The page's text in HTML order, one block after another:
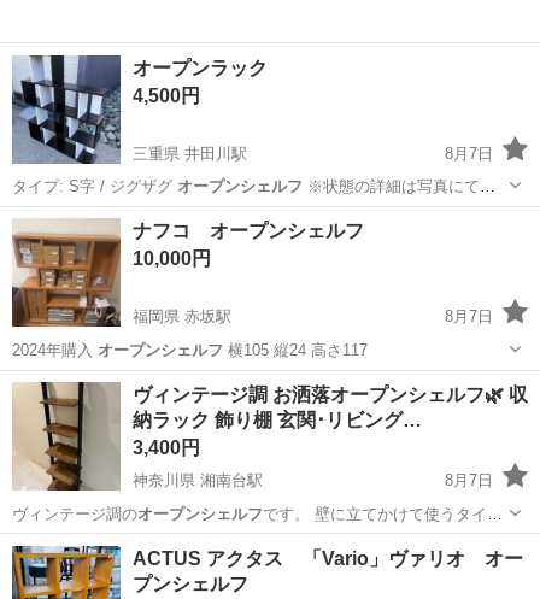
オープンラック
4,500円
三重県 井田川駅
8月7日
タイプ: S字 / ジグザグ オープンシェルフ
確認…
三重 鈴鹿市 収納家具
ナフコ オープンシェルフ
10,000円
福岡県 赤坂駅
8月7日
2024年購入 オープンシェルフ 横105 縦24 高さ117
福岡 福岡市 収納家具
ヴィンテージ調 お洒落オープンシェルフ🌿‬ 収
納ラック 飾り棚 玄関･リビング…
3,400円
神奈川県 湘南台駅
8月7日
ヴィンテージ調のオープンシェルフです。 壁に立てかけて使うタイ
プ…
神奈川 藤沢市 収納家具
ACTUS アクタス 「Vario」ヴァリオ オー
プンシェルフ